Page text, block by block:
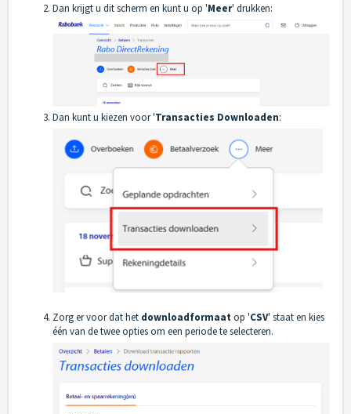
Dan krijgt u dit scherm en kunt u op 'Meer' drukken:
Dan kunt u kiezen voor 'Transacties Downloaden:
Zorg er voor dat het downloadformaatop 'CSV' staat en kies
één van de twee opties om een periode te selecteren.